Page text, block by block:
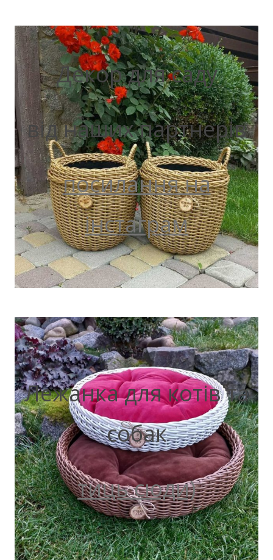
Декор для саду
від наших партнерів
посилання на
інстаграм
Лежанка для котів та
собак
тиць сюди)